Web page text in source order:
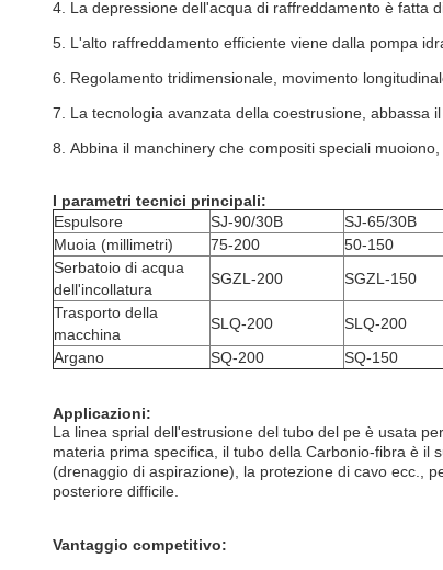
4. La depressione dell'acqua di raffreddamento è fatta
5. L'alto raffreddamento efficiente viene dalla pompa
6. Regolamento tridimensionale, movimento
7. La tecnologia avanzata della coestrusione, abbassa
8. Abbina il manchinery che compositi speciali
I parametri tecnici principali:
Espulsore
SJ-90/30B
SJ-65/30B
Muoia (millimetri)
75-200
50-150
Serbatoio di acqua
dell'incollatura
SGZL-200
SGZL-150
Trasporto della
macchina
SLQ-200
SLQ-200
Argano
SQ-200 SQ-150
Applicazioni:
La linea sprial dell'estrusione del tubo del pe è usata
materia prima specifica, il tubo della Carbonio-fibra è il
(drenaggio di aspirazione), la protezione di cavo ecc.,
posteriore difficile.
Vantaggio competitivo: